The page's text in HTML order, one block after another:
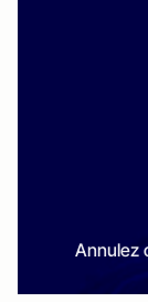
Annulez